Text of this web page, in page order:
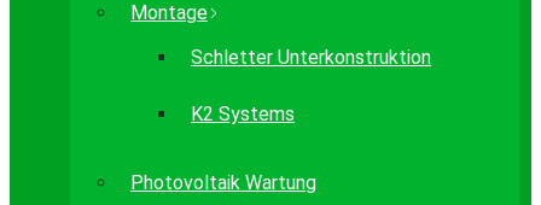
Montage
Schletter Unterkonstruktion
K2 Systems
Photovoltaik Wartung